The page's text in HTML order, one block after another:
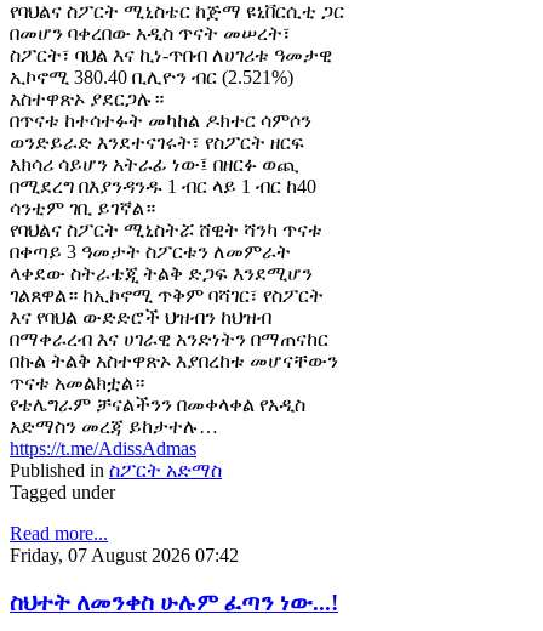
የባህልና ስፖርት ሚኒስቴር ከጅማ ዩኒቨርሲቲ ጋር
በመሆን ባቀረበው አዲስ ጥናት መሠረት፣
ስፖርት፣ ባህል እና ኪነ-ጥበብ ለሀገሪቱ ዓመታዊ
ኢኮኖሚ 380.40 ቢሊዮን ብር (2.521%)
አስተዋጽኦ ያደርጋሉ።
በጥናቱ ከተሳተፉት መካከል ዶክተር ሳምሶን
ወንድይራድ እንደተናገሩት፣ የስፖርት ዘርፍ
አክሳሪ ሳይሆን አትራፊ ነው፤ በዘርፉ ወጪ
በሚደረግ በእያንዳንዱ 1 ብር ላይ 1 ብር ከ40
ሳንቲም ገቢ ይገኛል።
የባህልና ስፖርት ሚኒስትሯ ሸዊት ሻንካ ጥናቱ
በቀጣይ 3 ዓመታት ስፖርቱን ለመምራት
ላቀደው ስትራቴጂ ትልቅ ድጋፍ እንደሚሆን
ገልጸዋል። ከኢኮኖሚ ጥቅም ባሻገር፣ የስፖርት
እና የባህል ውድድሮች ህዝብን ከህዝብ
በማቀራረብ እና ሀገራዊ አንድነትን በማጠናከር
በኩል ትልቅ አስተዋጽኦ እያበረከቱ መሆናቸውን
ጥናቱ አመልክቷል።
የቴሌግራም ቻናልችንን በመቀላቀል የአዲስ
አድማስን መረጃ ይከታተሉ…
https://t.me/AdissAdmas
Published in ስፖርት አድማስ
Tagged under
Read more...
Friday, 07 August 2026 07:42
ስህተት ለመንቀስ ሁሉም ፈጣን ነው...!